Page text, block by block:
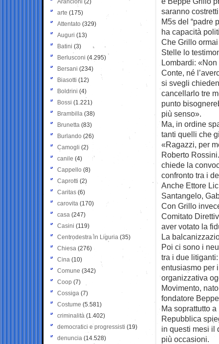
saranno
M5s del “padre
ha capacità
Che Grillo
Stelle lo
Lombardi:
Conte, né
si svegli
cancellarlo tre
punto
più senso».
Ma, in ordine
tanti quelli che
«Ragazzi, per
Roberto
chiede la
confronto tra i
Anche Ettore
Santangelo,
Con Grillo
Comitato
aver votato la
La
Poi ci sono i
tra i due
entusiasmo per
organizzativa
Movimento,
fondatore
Ma soprattutto
Repubblica
in questi mesi il
più occasioni.
Arancioni (2)
arte (175)
Attentato (329)
Auguri (13)
Batini (3)
Berlusconi (4.295)
Bersani (234)
Biasotti (12)
Boldrini (4)
Bossi (1.221)
Brambilla (38)
Brunetta (83)
Burlando (26)
Camogli (2)
canile (4)
Cappello (8)
Caprotti (2)
Caritas (6)
carovita (170)
casa (247)
Casini (119)
Centrodestra in Liguria (35)
Chiesa (276)
Cina (10)
Comune (342)
Coop (7)
Cossiga (7)
Costume (5.581)
criminalità (1.402)
democratici e progressisti (19)
denuncia (14.528)